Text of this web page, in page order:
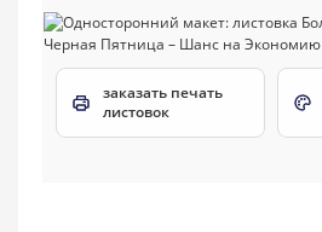
заказать печать
листовок